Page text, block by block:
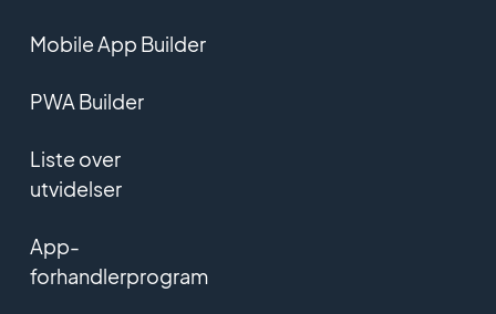
Mobile App Builder
PWA Builder
Liste over
utvidelser
App-
forhandlerprogram